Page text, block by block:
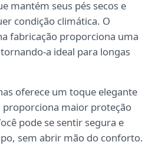
mantém seus pés secos e
condição climática. O
fabricação proporciona uma
a ideal para longas
oferece um toque elegante
maior proteção
pode se sentir segura e
sem abrir mão do conforto.